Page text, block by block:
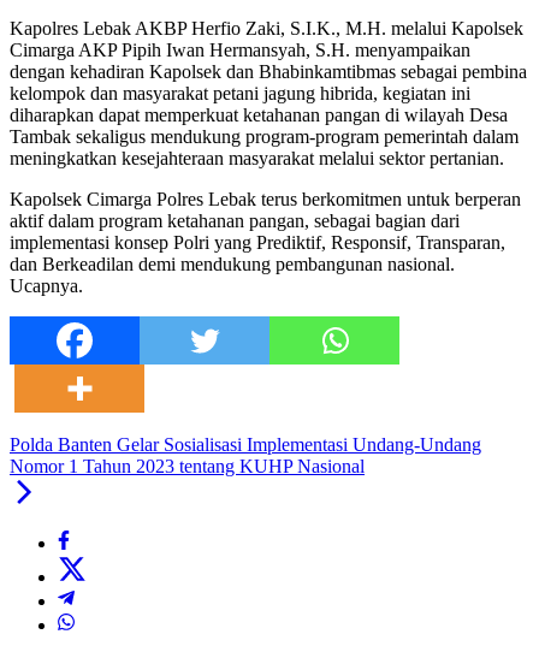
Kapolres Lebak AKBP Herfio Zaki, S.I.K., M.H. melalui Kapolsek
Cimarga AKP Pipih Iwan Hermansyah, S.H. menyampaikan
dengan kehadiran Kapolsek dan Bhabinkamtibmas sebagai pembina
kelompok dan masyarakat petani jagung hibrida, kegiatan ini
diharapkan dapat memperkuat ketahanan pangan di wilayah Desa
Tambak sekaligus mendukung program-program pemerintah dalam
meningkatkan kesejahteraan masyarakat melalui sektor pertanian.
Kapolsek Cimarga Polres Lebak terus berkomitmen untuk berperan
aktif dalam program ketahanan pangan, sebagai bagian dari
implementasi konsep Polri yang Prediktif, Responsif, Transparan,
dan Berkeadilan demi mendukung pembangunan nasional.
Ucapnya.
Polda Banten Gelar Sosialisasi Implementasi Undang-Undang
Nomor 1 Tahun 2023 tentang KUHP Nasional